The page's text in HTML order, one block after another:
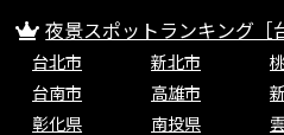
夜景スポットランキング［
台北市 新北市
台南市
高雄市
彰化県
南投県